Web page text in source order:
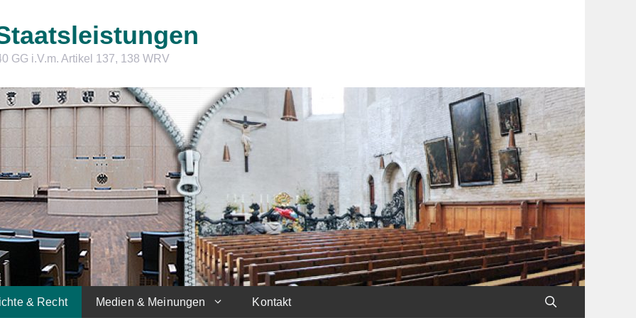
GG i.V.m. Artikel 137, 138 WRV
& Recht Medien & Meinungen Kontakt